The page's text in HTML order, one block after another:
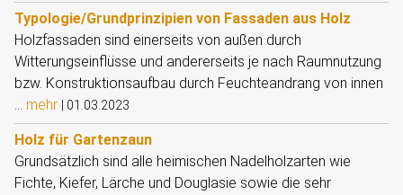
Typologie/Grundprinzipien von Fassaden aus Holz
Holzfassaden sind einerseits von außen durch
Witterungseinflüsse und andererseits je nach Raumnutzung
bzw. Konstruktionsaufbau durch Feuchteandrang von innen
... mehr 01.03.2023
Holz für Gartenzaun
Grundsätzlich sind alle heimischen Nadelholzarten wie
Fichte, Kiefer, Lärche und Douglasie sowie die sehr